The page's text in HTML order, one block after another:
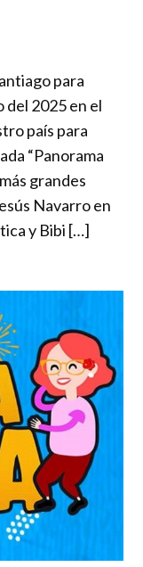
para
del 2025 en el
país para
“Panorama
grandes
Navarro en
y Bibi […]